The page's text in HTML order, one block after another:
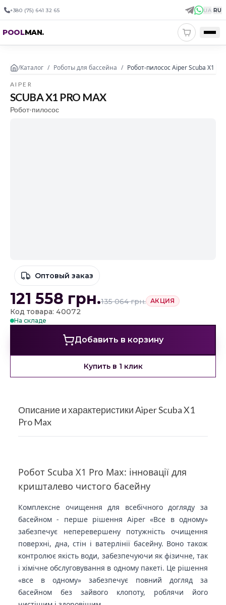
+380 (75) 641 32 65 UA|RU
POOLMAN.
/Каталог / Роботы для бассейна / Робот-пилосос Aiper Scuba X1
AIPER
SCUBA X1 PRO MAX
Робот-пилосос
Оптовый заказ
121 558 грн.135 064грн. АКЦИЯ
Код товара: 40072
На складе
Добавить в корзину
Купить в 1 клик
Описание и характеристики Aiper Scuba X1
Pro Max
Робот Scuba X1 Pro Max: інновації для
кришталево чистого басейну
Комплексне очищення для всебічного догляду за
басейном - перше рішення Aiper «Все в одному»
забезпечує неперевершену потужність очищення
поверхні, дна, стін і ватерлінії басейну. Воно також
контролює якість води, забезпечуючи як фізичне, так
і хімічне обслуговування в одному пакеті. Це рішення
«все в одному» забезпечує повний догляд за
басейном без зайвого клопоту, роблячи його